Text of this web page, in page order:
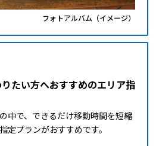
フォトアルバム（イメージ）
たい方へおすすめのエリア指
中で、できるだけ移動時間を短縮
定プランがおすすめです。